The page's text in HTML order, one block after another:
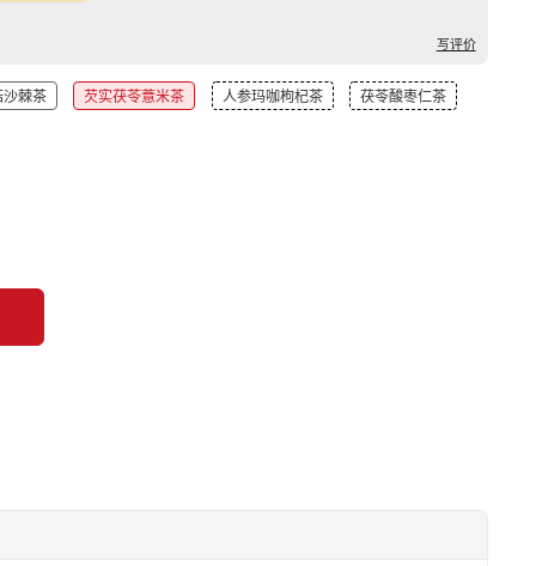
写评价
棘茶 芡实茯苓薏米茶 人参玛咖枸杞茶
茯苓酸枣仁茶